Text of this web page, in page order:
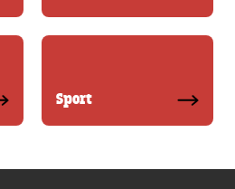
Sport